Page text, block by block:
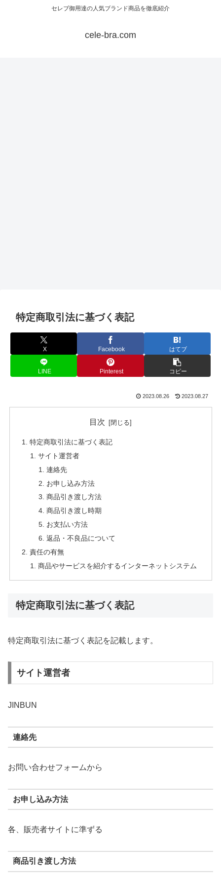
セレブ御用達の人気ブランド商品を徹底紹介
cele-bra.com
特定商取引法に基づく表記
X Facebook はてブ
LINE Pinterest コピー
2023.08.26 2023.08.27
目次
特定商取引法に基づく表記
サイト運営者
連絡先
お申し込み方法
商品引き渡し方法
商品引き渡し時期
お支払い方法
返品・不良品について
責任の有無
商品やサービスを紹介するインターネットシステム
特定商取引法に基づく表記
特定商取引法に基づく表記を記載します。
サイト運営者
JINBUN
連絡先
お問い合わせフォームから
お申し込み方法
各、販売者サイトに準ずる
商品引き渡し方法